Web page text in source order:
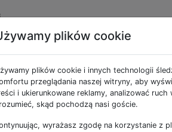
jako
protokołu
szeregowa jest obecnie
że wielu z nas od czasu
plików cookie
plików cookie i innych technologii
przeglądania naszej witryny, aby
i ukierunkowane reklamy, analizować ruch
skąd pochodzą nasi goście.
wyrażasz zgodę na korzystanie z